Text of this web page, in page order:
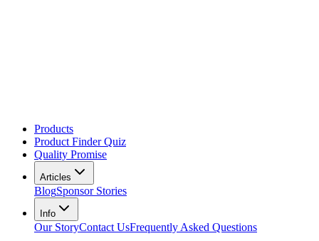
Products
Product Finder Quiz
Quality Promise
Articles
BlogSponsor Stories
Info
Our StoryContact UsFrequently Asked Questions